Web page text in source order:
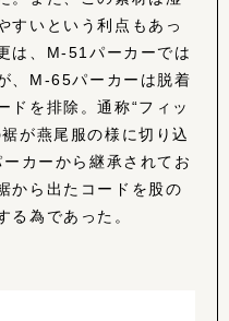
すいという利点もあっ
は、M-51パーカーでは
、M-65パーカーは脱着
ドを排除。通称“フィッ
が燕尾服の様に切り込
カーから継承されてお
から出たコードを股の
る為であった。